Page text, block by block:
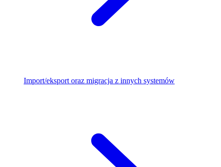
Import/eksport oraz migracja z innych systemów